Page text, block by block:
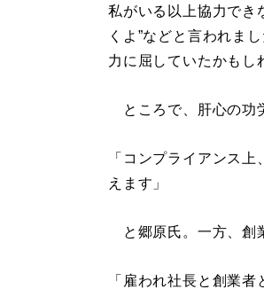
私がいる以上協力でき
くよ”などと言われま
力に屈していたかもし
ところで、肝心の功
「コンプライアンス
えます」
と郷原氏。一方、創
「雇われ社長と創業